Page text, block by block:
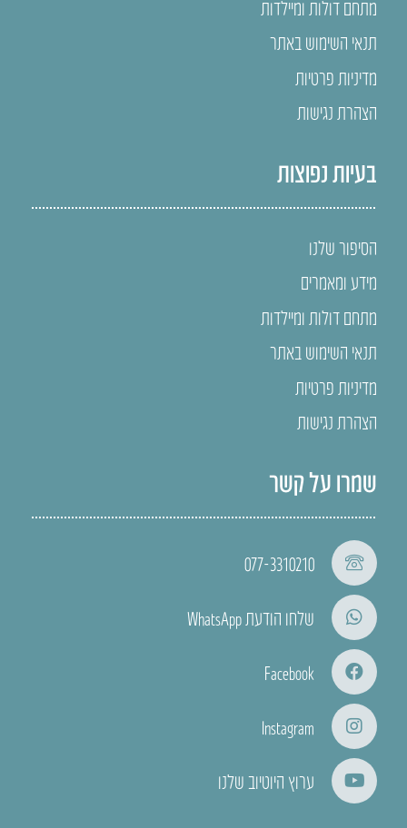
מתחם דולות ומיילדות
תנאי השימוש באתר
מדיניות פרטיות
הצהרת נגישות
בעיות נפוצות
הסיפור שלנו
מידע ומאמרים
מתחם דולות ומיילדות
תנאי השימוש באתר
מדיניות פרטיות
הצהרת נגישות
שמרו על קשר
077-3310210
שלחו הודעת WhatsApp
Facebook
Instagram
ערוץ היוטיוב שלנו